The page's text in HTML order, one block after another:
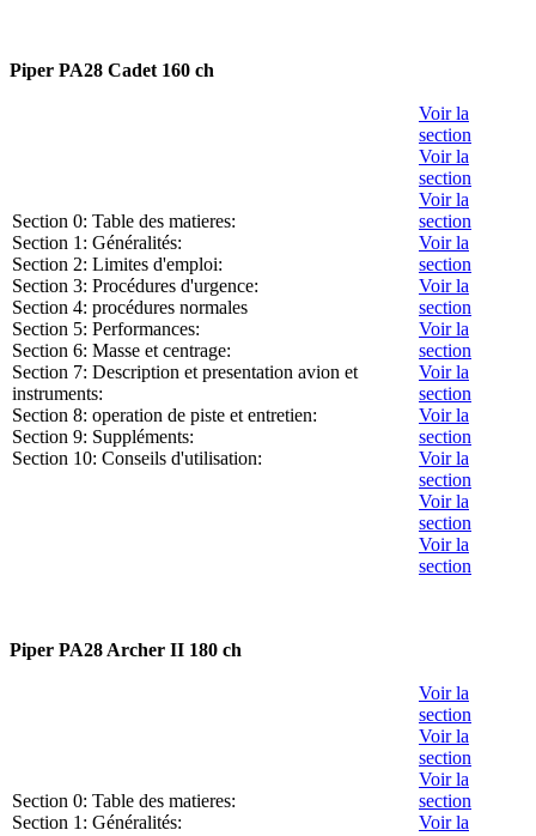
Piper PA28 Cadet 160 ch
Section 0: Table des matieres:
Section 1: Généralités:
Section 2: Limites d'emploi:
Section 3: Procédures d'urgence:
Section 4: procédures normales
Section 5: Performances:
Section 6: Masse et centrage:
Section 7: Description et presentation avion et
instruments:
Section 8: operation de piste et entretien:
Section 9: Suppléments:
Section 10: Conseils d'utilisation:
Voir la
section
Voir la
section
Voir la
section
Voir la
section
Voir la
section
Voir la
section
Voir la
section
Voir la
section
Voir la
section
Voir la
section
Voir la
section
Piper PA28 Archer II 180 ch
Section 0: Table des matieres:
Section 1: Généralités:
Voir la
section
Voir la
section
Voir la
section
Voir la